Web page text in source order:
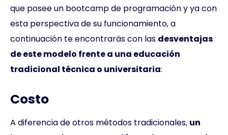
que posee un bootcamp de programación y ya con
esta perspectiva de su funcionamiento, a
continuación te encontrarás con las desventajas
de este modelo frente a una educación
tradicional técnica o universitaria:
Costo
A diferencia de otros métodos tradicionales, un